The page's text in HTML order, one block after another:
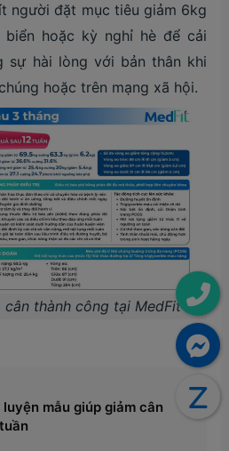
người đặt mục tiêu giảm 6kg
hoặc kỳ nghỉ hè để cải
sự hài lòng với bản thân khi
hoặc trên mạng xã hội.
cân thành công tại MedFit
mẫu giúp giảm cân